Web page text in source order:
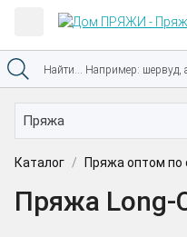
Каталог Пряжа оптом по
Пряжа Long-